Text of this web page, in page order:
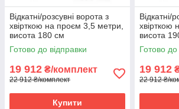
Відкатні/розсувні ворота з
хвірткою на проєм 3,5 метри,
висота 180 см
Готово до відправки
19 912 ₴/комплект
22 912 ₴/комплект
Купити
Відкатні/
хвірткою
висота
Готово до
19 912
22 912 ₴/